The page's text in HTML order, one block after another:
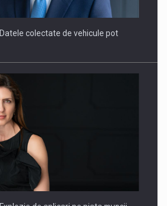
2026, fueled by benzinariile RO…
colectate de vehicule pot